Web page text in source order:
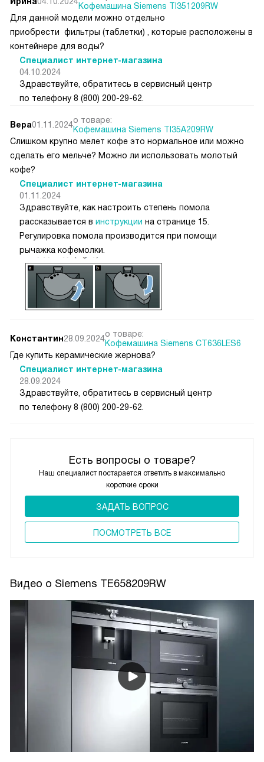
Есть вопросы о товаре?
Наш специалист постарается ответить в максимально
короткие сроки
ЗАДАТЬ ВОПРОС
ПОCМОТРЕТЬ ВСЕ
Кофемашина Siemens TI351209RW
Для данной модели можно отдельно
приобрести фильтры (таблетки) , которые расположены в
контейнере для воды?
Специалист интернет-магазина
04.10.2024
Здравствуйте, обратитесь в сервисный центр
по телефону 8 (800) 200-29-62.
Вера01.11.2024о товаре:
Кофемашина Siemens TI35A209RW
Слишком крупно мелет кофе это нормальное или можно
сделать его мельче? Можно ли использовать молотый
кофе?
Специалист интернет-магазина
01.11.2024
Здравствуйте, как настроить степень помола
рассказывается в инструкции на странице 15.
Регулировка помола производится при помощи
рычажка кофемолки.
Константин28.09.2024о товаре:
Кофемашина Siemens CT636LES6
Где купить керамические жернова?
Специалист интернет-магазина
28.09.2024
Здравствуйте, обратитесь в сервисный центр
по телефону 8 (800) 200-29-62.
Видео о Siemens TE658209RW